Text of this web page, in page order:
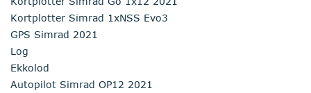
Kortplotter Simrad 1xNSS Evo3
GPS Simrad 2021
Log
Ekkolod
Autopilot Simrad OP12 2021